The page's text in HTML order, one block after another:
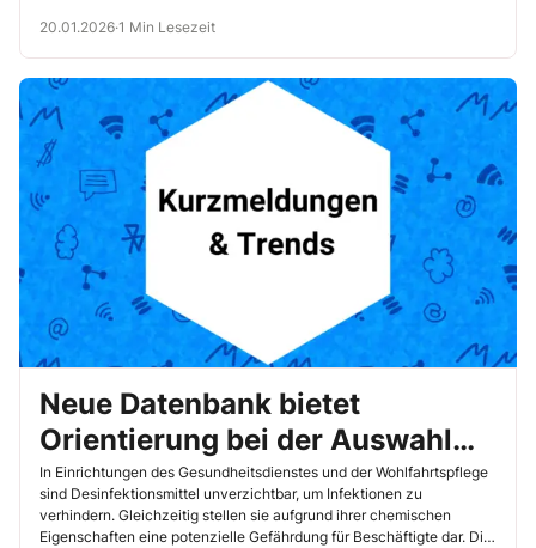
20.01.2026·1 Min Lesezeit
Neue Datenbank bietet
Orientierung bei der Auswahl
von Desinfektionsmitteln
In Einrichtungen des Gesundheitsdienstes und der Wohlfahrtspflege
sind Desinfektionsmittel unverzichtbar, um Infektionen zu
verhindern. Gleichzeitig stellen sie aufgrund ihrer chemischen
Eigenschaften eine potenzielle Gefährdung für Beschäftigte dar. Die